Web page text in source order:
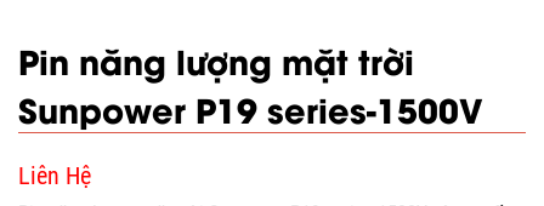
Pin năng lượng mặt trời
Sunpower P19 series-1500V
Liên Hệ